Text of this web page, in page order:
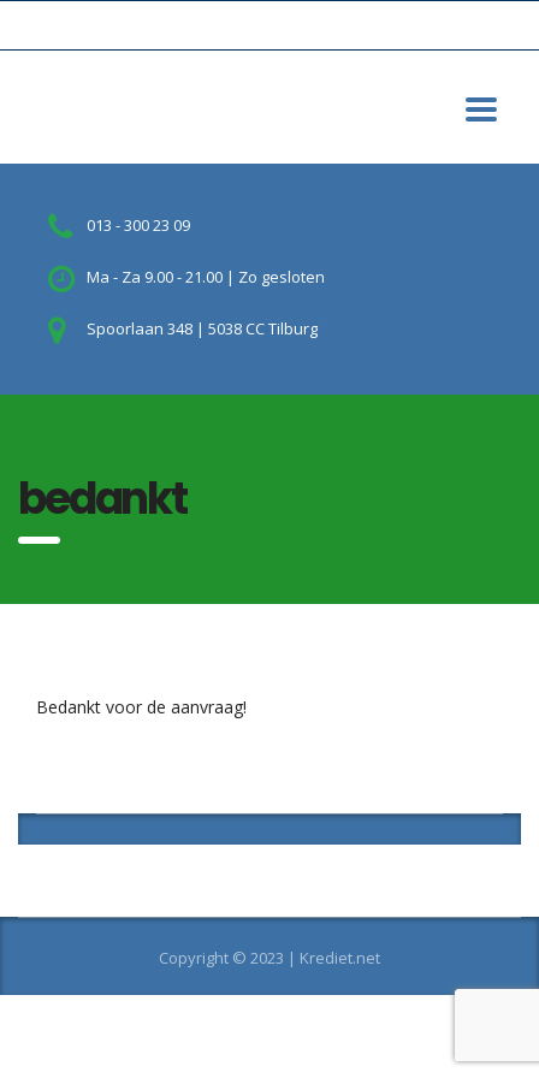
013 - 300 23 09
Ma - Za 9.00 - 21.00 | Zo gesloten
Spoorlaan 348 | 5038 CC Tilburg
bedankt
Bedankt voor de aanvraag!
Copyright © 2023 | Krediet.net